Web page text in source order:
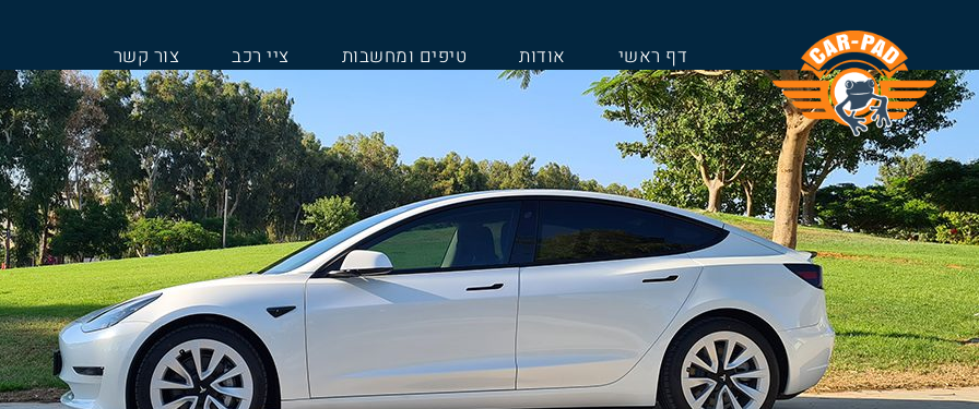
דף ראשי אודות טיפים ומחשבות ציי רכב צור קשר